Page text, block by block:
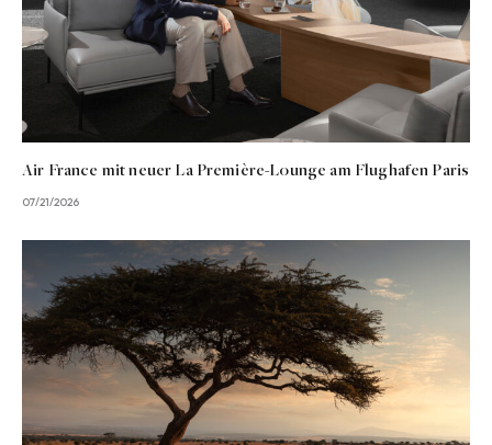
Air France mit neuer La Première-Lounge am Flughafen Paris
07/21/2026